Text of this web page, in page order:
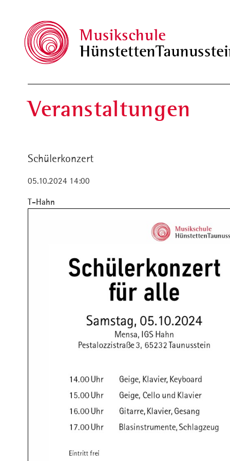
Veranstaltungen
Schülerkonzert
05.10.2024 14:00
T-Hahn